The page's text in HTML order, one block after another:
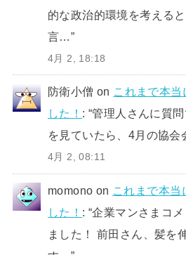
的な政治的環境を考える
言…”
4月 2, 18:18
防衛小僧 on これまで本当
した！ : “管理人さんに質
を見ていたら、4月の協
4月 2, 08:11
momono on これまで本当
した！ : “企業マンさまコ
ました！ 前田さん、髪を